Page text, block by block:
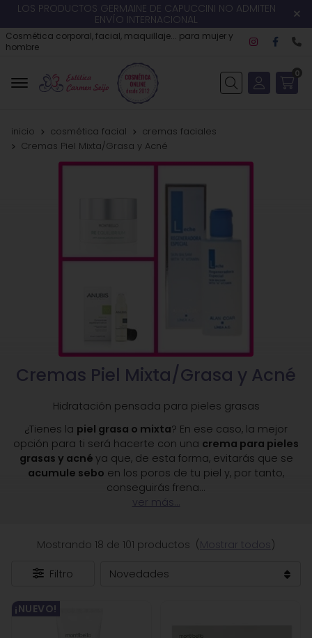
LOS PRODUCTOS GERMAINE DE CAPUCCINI NO ADMITEN
ENVÍO INTERNACIONAL
Cosmética corporal, facial, maquillaje... para mujer y
hombre
Buscar
0
inicio cosmética facial
cremas faciales
Cremas Piel Mixta/Grasa y Acné
Cremas Piel Mixta/Grasa y Acné
Hidratación pensada para pieles grasas
¿Tienes la piel grasa o mixta? En ese caso, la mejor
opción para ti será hacerte con una crema para pieles
grasas y acné ya que, de esta forma, evitarás que se
acumule sebo en los poros de tu piel y, por tanto,
conseguirás frena...
ver más...
Mostrando 18 de 101 productos (Mostrar todos )
Filtro
¡NUEVO!